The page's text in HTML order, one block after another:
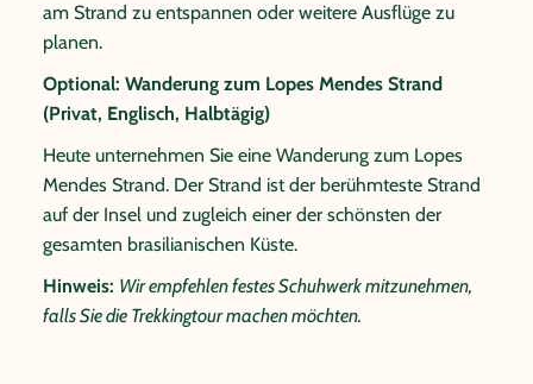
am Strand zu entspannen oder weitere Ausflüge zu
planen.
Optional: Wanderung zum Lopes Mendes Strand
(Privat, Englisch, Halbtägig)
Heute unternehmen Sie eine Wanderung zum Lopes
Mendes Strand. Der Strand ist der berühmteste Strand
auf der Insel und zugleich einer der schönsten der
gesamten brasilianischen Küste.
Hinweis: Wir empfehlen festes Schuhwerk mitzunehmen,
falls Sie die Trekkingtour machen möchten.